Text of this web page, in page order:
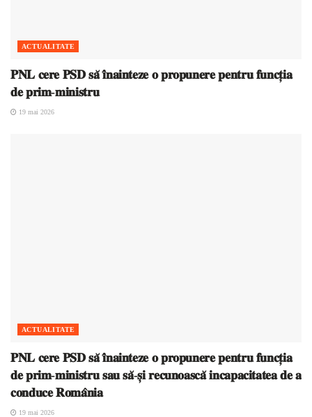
ACTUALITATE
𝐏𝐍𝐋 𝐜𝐞𝐫𝐞 𝐏𝐒𝐃 𝐬𝐚̆ 𝐢̂𝐧𝐚𝐢𝐧𝐭𝐞𝐳𝐞 𝐨 𝐩𝐫𝐨𝐩𝐮𝐧𝐞𝐫𝐞 𝐩𝐞𝐧𝐭𝐫𝐮 𝐟𝐮𝐧𝐜𝐭̦𝐢𝐚
𝐝𝐞 𝐩𝐫𝐢𝐦-𝐦𝐢𝐧𝐢𝐬𝐭𝐫𝐮
19 mai 2026
ACTUALITATE
𝐏𝐍𝐋 𝐜𝐞𝐫𝐞 𝐏𝐒𝐃 𝐬𝐚̆ 𝐢̂𝐧𝐚𝐢𝐧𝐭𝐞𝐳𝐞 𝐨 𝐩𝐫𝐨𝐩𝐮𝐧𝐞𝐫𝐞 𝐩𝐞𝐧𝐭𝐫𝐮 𝐟𝐮𝐧𝐜𝐭̦𝐢𝐚
𝐝𝐞 𝐩𝐫𝐢𝐦-𝐦𝐢𝐧𝐢𝐬𝐭𝐫𝐮 𝐬𝐚𝐮 𝐬𝐚̆-𝐬̦𝐢 𝐫𝐞𝐜𝐮𝐧𝐨𝐚𝐬𝐜𝐚̆ 𝐢𝐧𝐜𝐚𝐩𝐚𝐜𝐢𝐭𝐚𝐭𝐞𝐚 𝐝𝐞 𝐚
𝐜𝐨𝐧𝐝𝐮𝐜𝐞 𝐑𝐨𝐦𝐚̂𝐧𝐢𝐚
19 mai 2026